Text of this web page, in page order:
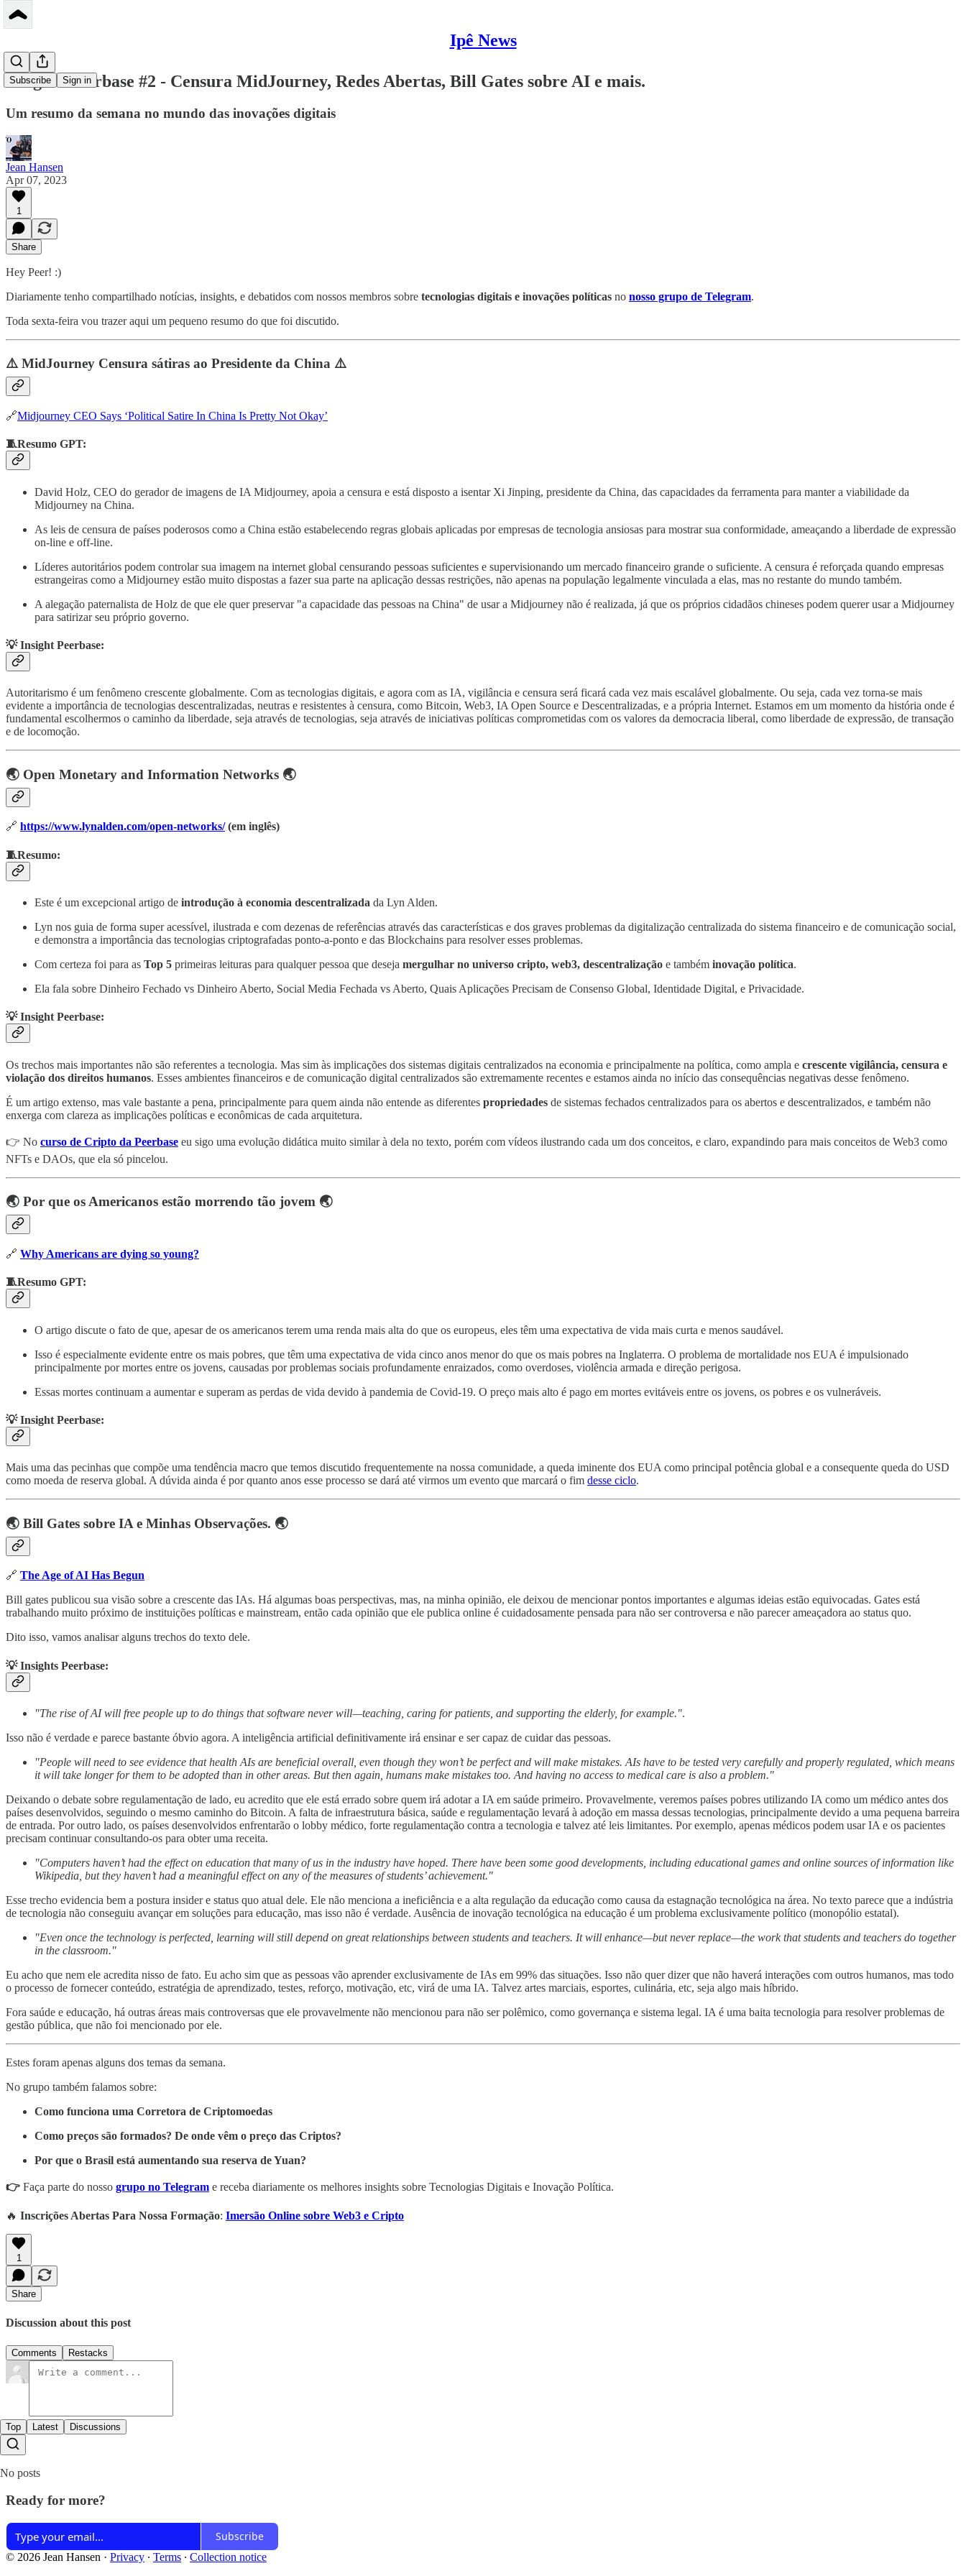
Ipê News
Subscribe Sign in
Insights Peerbase #2 - Censura MidJourney, Redes Abertas, Bill Gates sobre AI e mais.
Um resumo da semana no mundo das inovações digitais
Jean Hansen
Apr 07, 2023
1
Share
Hey Peer! :)
Diariamente tenho compartilhado notícias, insights, e debatidos com nossos membros sobre tecnologias digitais e inovações políticas no nosso grupo de Telegram.
Toda sexta-feira vou trazer aqui um pequeno resumo do que foi discutido.
⚠️ MidJourney Censura sátiras ao Presidente da China ⚠️
🔗Midjourney CEO Says ‘Political Satire In China Is Pretty Not Okay’
🧵Resumo GPT:
David Holz, CEO do gerador de imagens de IA Midjourney, apoia a censura e está disposto a isentar Xi Jinping, presidente da China, das capacidades da ferramenta para manter a viabilidade da
Midjourney na China.
As leis de censura de países poderosos como a China estão estabelecendo regras globais aplicadas por empresas de tecnologia ansiosas para mostrar sua conformidade, ameaçando a liberdade de expressão
on-line e off-line.
Líderes autoritários podem controlar sua imagem na internet global censurando pessoas suficientes e supervisionando um mercado financeiro grande o suficiente. A censura é reforçada quando empresas
estrangeiras como a Midjourney estão muito dispostas a fazer sua parte na aplicação dessas restrições, não apenas na população legalmente vinculada a elas, mas no restante do mundo também.
A alegação paternalista de Holz de que ele quer preservar "a capacidade das pessoas na China" de usar a Midjourney não é realizada, já que os próprios cidadãos chineses podem querer usar a Midjourney
para satirizar seu próprio governo.
💡Insight Peerbase:
Autoritarismo é um fenômeno crescente globalmente. Com as tecnologias digitais, e agora com as IA, vigilância e censura será ficará cada vez mais escalável globalmente. Ou seja, cada vez torna-se mais
evidente a importância de tecnologias descentralizadas, neutras e resistentes à censura, como Bitcoin, Web3, IA Open Source e Descentralizadas, e a própria Internet. Estamos em um momento da história onde é
fundamental escolhermos o caminho da liberdade, seja através de tecnologias, seja através de iniciativas políticas comprometidas com os valores da democracia liberal, como liberdade de expressão, de transação
e de locomoção.
🌏 Open Monetary and Information Networks 🌏
🔗 https://www.lynalden.com/open-networks/(em inglês)
🧵Resumo:
Este é um excepcional artigo de introdução à economia descentralizada da Lyn Alden.
Lyn nos guia de forma super acessível, ilustrada e com dezenas de referências através das características e dos graves problemas da digitalização centralizada do sistema financeiro e de comunicação social,
e demonstra a importância das tecnologias criptografadas ponto-a-ponto e das Blockchains para resolver esses problemas.
Com certeza foi para as Top 5 primeiras leituras para qualquer pessoa que deseja mergulhar no universo cripto, web3, descentralização e também inovação política.
Ela fala sobre Dinheiro Fechado vs Dinheiro Aberto, Social Media Fechada vs Aberto, Quais Aplicações Precisam de Consenso Global, Identidade Digital, e Privacidade.
💡 Insight Peerbase:
Os trechos mais importantes não são referentes a tecnologia. Mas sim às implicações dos sistemas digitais centralizados na economia e principalmente na política, como ampla e crescente vigilância, censura e
violação dos direitos humanos. Esses ambientes financeiros e de comunicação digital centralizados são extremamente recentes e estamos ainda no início das consequências negativas desse fenômeno.
É um artigo extenso, mas vale bastante a pena, principalmente para quem ainda não entende as diferentes propriedades de sistemas fechados centralizados para os abertos e descentralizados, e também não
enxerga com clareza as implicações políticas e econômicas de cada arquitetura.
👉 No curso de Cripto da Peerbase eu sigo uma evolução didática muito similar à dela no texto, porém com vídeos ilustrando cada um dos conceitos, e claro, expandindo para mais conceitos de Web3 como
NFTs e DAOs, que ela só pincelou.
🌏 Por que os Americanos estão morrendo tão jovem 🌏
🔗 Why Americans are dying so young?
🧵Resumo GPT:
O artigo discute o fato de que, apesar de os americanos terem uma renda mais alta do que os europeus, eles têm uma expectativa de vida mais curta e menos saudável.
Isso é especialmente evidente entre os mais pobres, que têm uma expectativa de vida cinco anos menor do que os mais pobres na Inglaterra. O problema de mortalidade nos EUA é impulsionado
principalmente por mortes entre os jovens, causadas por problemas sociais profundamente enraizados, como overdoses, violência armada e direção perigosa.
Essas mortes continuam a aumentar e superam as perdas de vida devido à pandemia de Covid-19. O preço mais alto é pago em mortes evitáveis entre os jovens, os pobres e os vulneráveis.
💡 Insight Peerbase:
Mais uma das pecinhas que compõe uma tendência macro que temos discutido frequentemente na nossa comunidade, a queda iminente dos EUA como principal potência global e a consequente queda do USD
como moeda de reserva global. A dúvida ainda é por quanto anos esse processo se dará até virmos um evento que marcará o fim desse ciclo.
🌏 Bill Gates sobre IA e Minhas Observações. 🌏
🔗 The Age of AI Has Begun
Bill gates publicou sua visão sobre a crescente das IAs. Há algumas boas perspectivas, mas, na minha opinião, ele deixou de mencionar pontos importantes e algumas ideias estão equivocadas. Gates está
trabalhando muito próximo de instituições políticas e mainstream, então cada opinião que ele publica online é cuidadosamente pensada para não ser controversa e não parecer ameaçadora ao status quo.
Dito isso, vamos analisar alguns trechos do texto dele.
💡 Insights Peerbase:
"The rise of AI will free people up to do things that software never will—teaching, caring for patients, and supporting the elderly, for example.".
Isso não é verdade e parece bastante óbvio agora. A inteligência artificial definitivamente irá ensinar e ser capaz de cuidar das pessoas.
"People will need to see evidence that health AIs are beneficial overall, even though they won’t be perfect and will make mistakes. AIs have to be tested very carefully and properly regulated, which means
it will take longer for them to be adopted than in other areas. But then again, humans make mistakes too. And having no access to medical care is also a problem."
Deixando o debate sobre regulamentação de lado, eu acredito que ele está errado sobre quem irá adotar a IA em saúde primeiro. Provavelmente, veremos países pobres utilizando IA como um médico antes dos
países desenvolvidos, seguindo o mesmo caminho do Bitcoin. A falta de infraestrutura básica, saúde e regulamentação levará à adoção em massa dessas tecnologias, principalmente devido a uma pequena barreira
de entrada. Por outro lado, os países desenvolvidos enfrentarão o lobby médico, forte regulamentação contra a tecnologia e talvez até leis limitantes. Por exemplo, apenas médicos podem usar IA e os pacientes
precisam continuar consultando-os para obter uma receita.
"Computers haven’t had the effect on education that many of us in the industry have hoped. There have been some good developments, including educational games and online sources of information like
Wikipedia, but they haven’t had a meaningful effect on any of the measures of students’ achievement."
Esse trecho evidencia bem a postura insider e status quo atual dele. Ele não menciona a ineficiência e a alta regulação da educação como causa da estagnação tecnológica na área. No texto parece que a indústria
de tecnologia não conseguiu avançar em soluções para educação, mas isso não é verdade. Ausência de inovação tecnológica na educação é um problema exclusivamente político (monopólio estatal).
"Even once the technology is perfected, learning will still depend on great relationships between students and teachers. It will enhance—but never replace—the work that students and teachers do together
in the classroom."
Eu acho que nem ele acredita nisso de fato. Eu acho sim que as pessoas vão aprender exclusivamente de IAs em 99% das situações. Isso não quer dizer que não haverá interações com outros humanos, mas todo
o processo de fornecer conteúdo, estratégia de aprendizado, testes, reforço, motivação, etc, virá de uma IA. Talvez artes marciais, esportes, culinária, etc, seja algo mais híbrido.
Fora saúde e educação, há outras áreas mais controversas que ele provavelmente não mencionou para não ser polêmico, como governança e sistema legal. IA é uma baita tecnologia para resolver problemas de
gestão pública, que não foi mencionado por ele.
Estes foram apenas alguns dos temas da semana.
No grupo também falamos sobre:
Como funciona uma Corretora de Criptomoedas
Como preços são formados? De onde vêm o preço das Criptos?
Por que o Brasil está aumentando sua reserva de Yuan?
👉 Faça parte do nosso grupo no Telegram e receba diariamente os melhores insights sobre Tecnologias Digitais e Inovação Política.
🔥 Inscrições Abertas Para Nossa Formação: Imersão Online sobre Web3 e Cripto
1
Share
Discussion about this post
Comments Restacks
Top Latest Discussions
No posts
Ready for more?
Subscribe
© 2026 Jean Hansen · Privacy ∙ Terms ∙ Collection notice